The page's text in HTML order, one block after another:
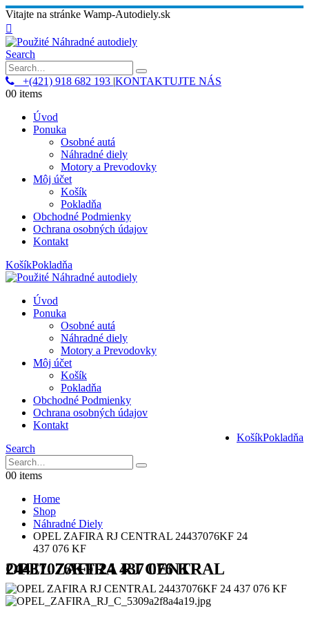
Vitajte na stránke Wamp-Autodiely.sk
Search
+(421) 918 682 193 |KONTAKTUJTE NÁS
00 items
Úvod
Ponuka
Osobné autá
Náhradné diely
Motory a Prevodovky
Môj účet
Košík
Pokladňa
Obchodné Podmienky
Ochrana osobných údajov
Kontakt
KošíkPokladňa
Úvod
Ponuka
Osobné autá
Náhradné diely
Motory a Prevodovky
Môj účet
Košík
Pokladňa
Obchodné Podmienky
Ochrana osobných údajov
Kontakt
KošíkPokladňa
Search
00 items
Home
Shop
Náhradné Diely
OPEL ZAFIRA RJ CENTRAL 24437076KF 24
437 076 KF
OPEL ZAFIRA RJ CENTRAL 24437076KF 24 437 076 KF